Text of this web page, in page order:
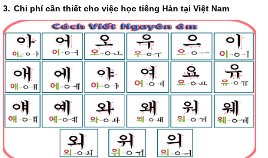
3. Chi phí cần thiết cho việc học tiếng Hàn tại Việt Nam